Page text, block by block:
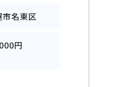
市名東区
円